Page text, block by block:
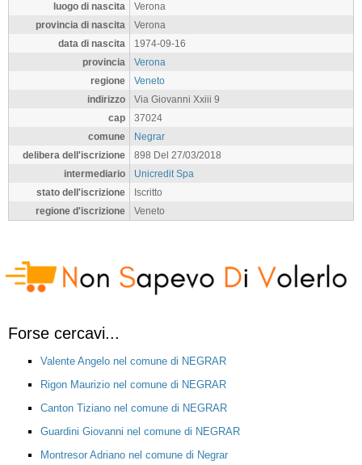
luogo di nascita
Verona
provincia di nascita
Verona
data di nascita
1974-09-16
provincia
Verona
regione
Veneto
indirizzo
Via Giovanni Xxiii 9
cap
37024
comune
Negrar
delibera dell'iscrizione
898 Del 27/03/2018
intermediario
Unicredit Spa
stato dell'iscrizione
Iscritto
regione d'iscrizione
Veneto
Forse cercavi...
Valente Angelo nel comune di NEGRAR
Rigon Maurizio nel comune di NEGRAR
Canton Tiziano nel comune di NEGRAR
Guardini Giovanni nel comune di NEGRAR
Montresor Adriano nel comune di Negrar